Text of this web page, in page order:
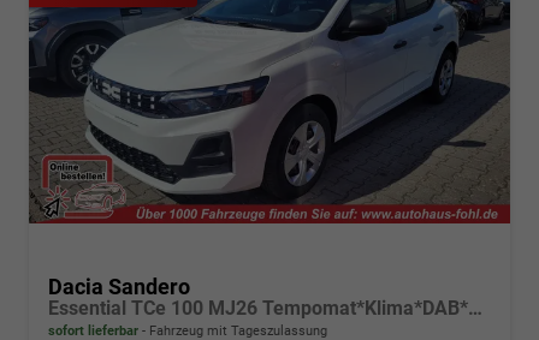
Dacia Sandero
Essential TCe 100 MJ26 Tempomat*Klima*DAB*PDC
sofort lieferbar Fahrzeug mit Tageszulassung